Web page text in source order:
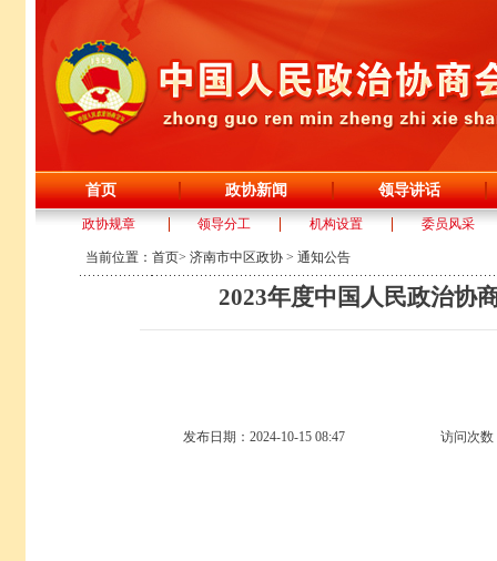
首页 政协新闻 领导讲话
政协规章 领导分工 机构设置 委员风采
当前位置： 首页> 济南市中区政协 > 通知公告
2023年度中国人民政治协
发布日期：2024-10-15 08:47 访问次数